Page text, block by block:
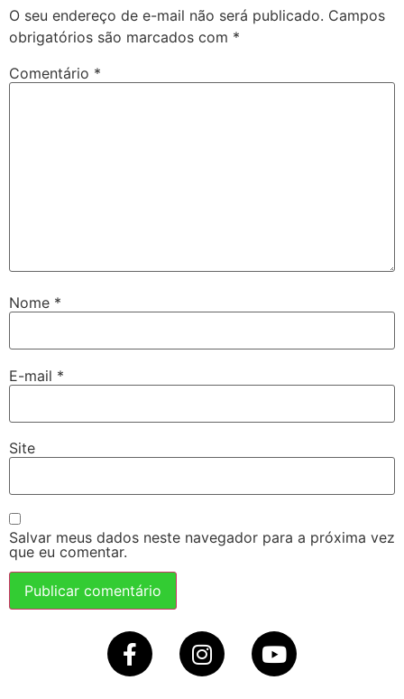
O seu endereço de e-mail não será publicado. Campos
obrigatórios são marcados com *
Comentário *
Nome *
E-mail *
Site
Salvar meus dados neste navegador para a próxima vez
que eu comentar.